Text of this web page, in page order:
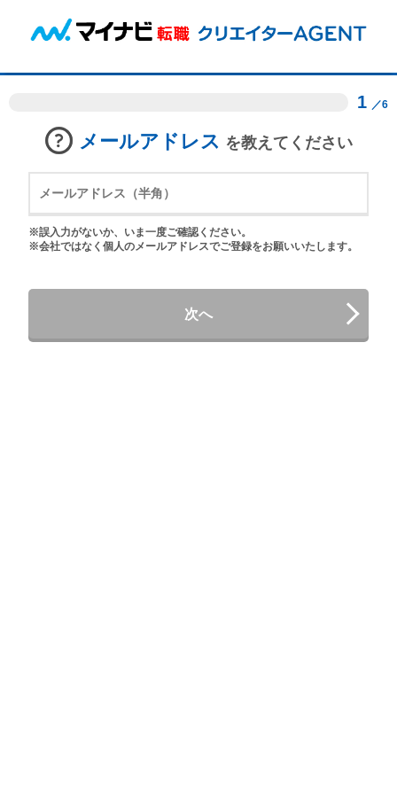
1 ／6
メールアドレス を教えてください
※誤入力がないか、いま一度ご確認ください。
※会社ではなく個人のメールアドレスでご登録をお願いいたします。
次へ